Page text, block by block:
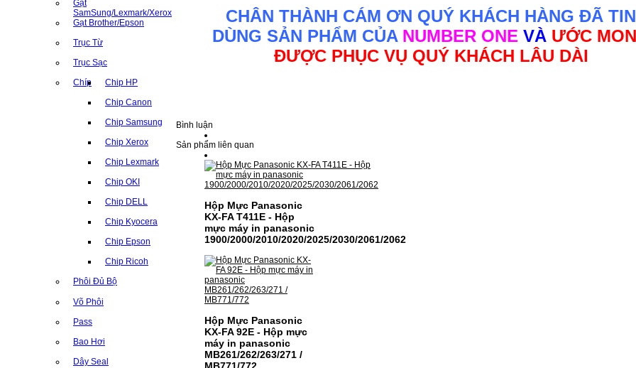
Gạt
SamSung/Lexmark/Xerox
Gạt Brother/Epson
Trục Từ
Trục Sạc
Chíp Chip HP
Chip Canon
Chip Samsung
Chip Xerox
Chip Lexmark
Chip OKI
Chip DELL
Chip Kyocera
Chip Epson
Chip Ricoh
Phôi Đủ Bộ
Võ Phôi
Pass
Bao Hơi
Dây Seal
CHÂN THÀNH CÁM ƠN QUÝ KHÁCH HÀNG ĐÃ TIN
DÙNG SẢN PHẨM CỦA NUMBER ONE VÀ ƯỚC
ĐƯỢC PHỤC VỤ QUÝ KHÁCH LÂU DÀI
Bình luận
Sản phẩm liên quan
Hộp Mực Panasonic
KX-FA T411E - Hộp
mực máy in panasonic
1900/2000/2010/2020/2025/2030/2061/2062
Hộp Mực Panasonic
KX-FA 92E - Hộp mực
máy in panasonic
MB261/262/263/271 /